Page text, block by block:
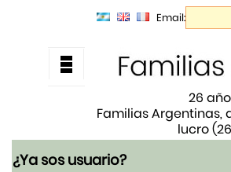
Email:
26
Familias Argentinas,
lucro
¿Ya sos usuario?